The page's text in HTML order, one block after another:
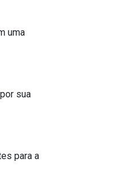
uma
sua
para a